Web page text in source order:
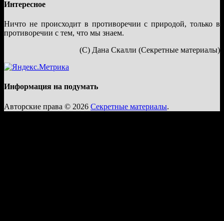
Интересное
Ничто не происходит в противоречии с природой, только в
противоречии с тем, что мы знаем.
(С) Дана Скалли (Секретные материалы)
Информация на подумать
Авторские права © 2026 Секретные материалы.